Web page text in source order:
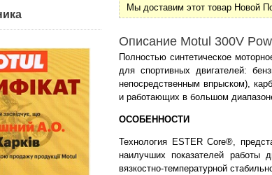
Мы доставим этот товар Новой
Описание Motul 300V
Полностью синтетическое
для спортивных двигателей:
непосредственным впрыском),
и работающих в большом
ОСОБЕННОСТИ
Технология ESTER Core®,
наилучших показателей работы
вязкостно-температурной